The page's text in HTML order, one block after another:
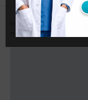
Home
προεφηβική συνήθεια